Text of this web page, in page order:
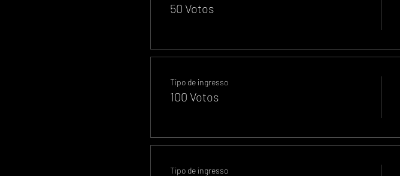
50 Votos
Tipo de ingresso
100 Votos
Tipo de ingresso